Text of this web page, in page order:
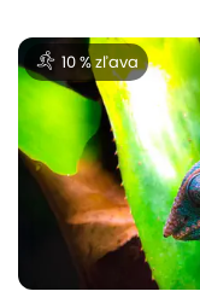
10 % zľava